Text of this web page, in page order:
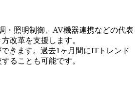
・照明制御、AV機器連携などの代表
改革を支援します。
きます。過去1ヶ月間にITトレンド
ることも可能です。